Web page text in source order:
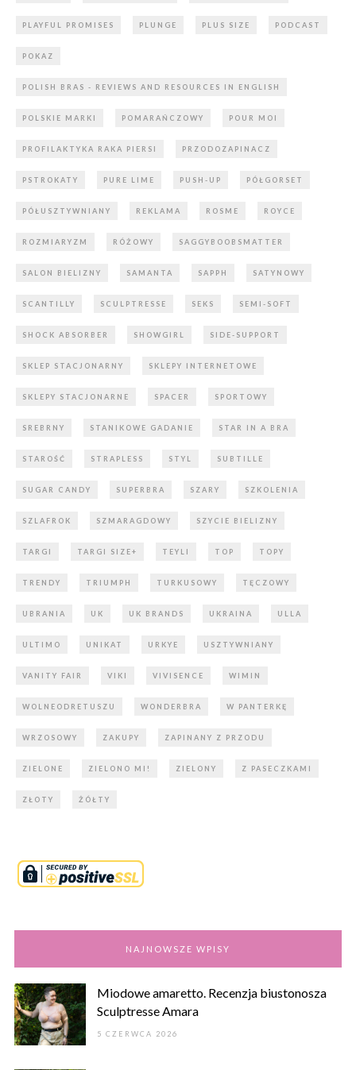
PLAYFUL PROMISES PLUNGE PLUS SIZE PODCAST
POKAZ
POLISH BRAS - REVIEWS AND RESOURCES IN ENGLISH
POLSKIE MARKI POMARAŃCZOWY POUR MOI
PROFILAKTYKA RAKA PIERSI PRZODOZAPINACZ
PSTROKATY PURE LIME PUSH-UP PÓŁGORSET
PÓŁUSZTYWNIANY REKLAMA ROSME ROYCE
ROZMIARYZM RÓŻOWY SAGGYBOOBSMATTER
SALON BIELIZNY SAMANTA SAPPH SATYNOWY
SCANTILLY SCULPTRESSE SEKS SEMI-SOFT
SHOCK ABSORBER SHOWGIRL SIDE-SUPPORT
SKLEP STACJONARNY SKLEPY INTERNETOWE
SKLEPY STACJONARNE SPACER SPORTOWY
SREBRNY STANIKOWE GADANIE STAR IN A BRA
STAROŚĆ STRAPLESS STYL SUBTILLE
SUGAR CANDY SUPERBRA SZARY SZKOLENIA
SZLAFROK SZMARAGDOWY SZYCIE BIELIZNY
TARGI TARGI SIZE+ TEYLI TOP TOPY
TRENDY TRIUMPH TURKUSOWY TĘCZOWY
UBRANIA UK UK BRANDS UKRAINA ULLA
ULTIMO UNIKAT URKYE USZTYWNIANY
VANITY FAIR VIKI VIVISENCE WIMIN
WOLNEODRETUSZU WONDERBRA W PANTERKĘ
WRZOSOWY ZAKUPY ZAPINANY Z PRZODU
ZIELONE ZIELONO MI! ZIELONY Z PASECZKAMI
ZŁOTY ŻÓŁTY
NAJNOWSZE WPISY
Miodowe amaretto. Recenzja biustonosza
Sculptresse Amara
5 CZERWCA 2026